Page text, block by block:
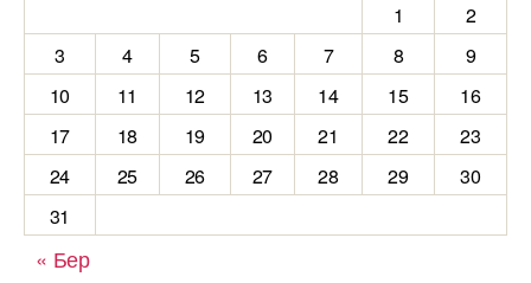
1
2
3
4 5 6 7 8
9
10
11 12 13 14 15
16
17
18 19 20 21 22
23
24
25 26 27 28 29
30
31
« Бер